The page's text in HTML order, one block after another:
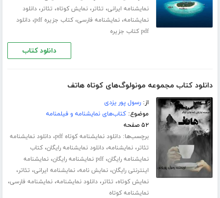
نمایشنامه ایرانی، تئاتر،نمایش کوتاه، تئاتر،دانلود
نمایشنامه،نمایشنامه فارسی،کتاب جزیره pdf ،دانلود
pdf کتاب جزیره
دانلود کتاب
دانلود کتاب مجموعه مونولوگ‌های کوتاه هاتف
از:رسول پور یزدی
موضوع:کتاب‌های نمایشنامه و فیلمنامه
۵۲ صفحه
برچسب‌ها:دانلود نمایشنامه کوتاه pdf ،دانلود نمایشنامه
تئاتر،نمایشنامه،دانلود نمایشنامه رایگان،کتاب
نمایشنامه رایگان،pdf نمایشنامه رایگان ،نمایشنامه
اینترنتی رایگان،نمایش نامه،نمایشنامه ایرانی، تئاتر،
نمایش کوتاه، تئاتر،دانلود نمایشنامه،نمایشنامه فارسی،
نمایشنامه کوتاه